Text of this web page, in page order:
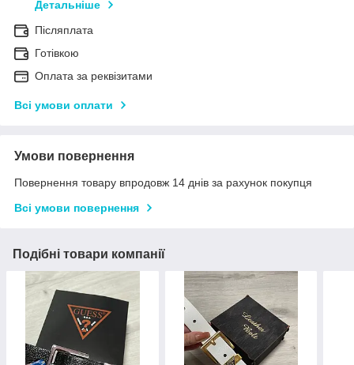
Детальніше
Післяплата
Готівкою
Оплата за реквізитами
Всі умови оплати
Умови повернення
Повернення товару впродовж 14 днів за рахунок покупця
Всі умови повернення
Подібні товари компанії